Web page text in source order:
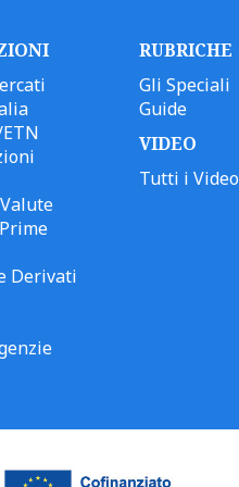
Derivati
RUBRICHE
Gli Speciali
Guide
VIDEO
Tutti i Video